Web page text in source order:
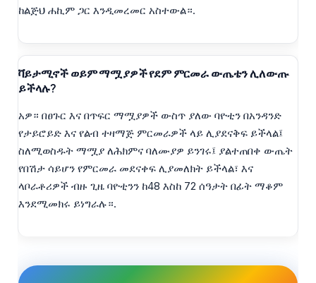
ከልጅህ ሐኪም ጋር እንዲመረመር አስተውል።.
ቫይታሚኖች ወይም ማሟያዎች የደም ምርመራ ውጤቴን ሊለውጡ
ይችላሉ?
አዎ። በፀጉር እና በጥፍር ማሟያዎች ውስጥ ያለው ባዮቲን በአንዳንድ
የታይሮይድ እና የልብ ተዛማጅ ምርመራዎች ላይ ሊያደናቅፍ ይችላል፤
ስለሚወስዱት ማሟያ ለሕክምና ባለሙያዎ ይንገሩ፤ ያልተጠበቀ ውጤት
የበሽታ ሳይሆን የምርመራ መደናቀፍ ሊያመለክት ይችላል፣ እና
ላቦራቶሪዎች ብዙ ጊዜ ባዮቲንን ከ48 እስከ 72 ሰዓታት በፊት ማቆም
እንደሚመክሩ ይነግራሉ።.